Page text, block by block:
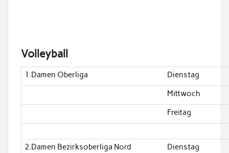
Volleyball
1.Damen Oberliga Dienstag
Mittwoch
Freitag
2.Damen Bezirksoberliga Nord Dienstag